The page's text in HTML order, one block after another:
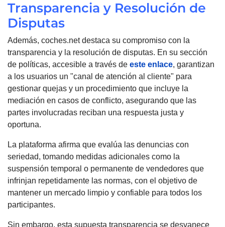
Transparencia y Resolución de
Disputas
Además, coches.net destaca su compromiso con la
transparencia y la resolución de disputas. En su sección
de políticas, accesible a través de este enlace, garantizan
a los usuarios un "canal de atención al cliente" para
gestionar quejas y un procedimiento que incluye la
mediación en casos de conflicto, asegurando que las
partes involucradas reciban una respuesta justa y
oportuna.
La plataforma afirma que evalúa las denuncias con
seriedad, tomando medidas adicionales como la
suspensión temporal o permanente de vendedores que
infrinjan repetidamente las normas, con el objetivo de
mantener un mercado limpio y confiable para todos los
participantes.
Sin embargo, esta supuesta transparencia se desvanece